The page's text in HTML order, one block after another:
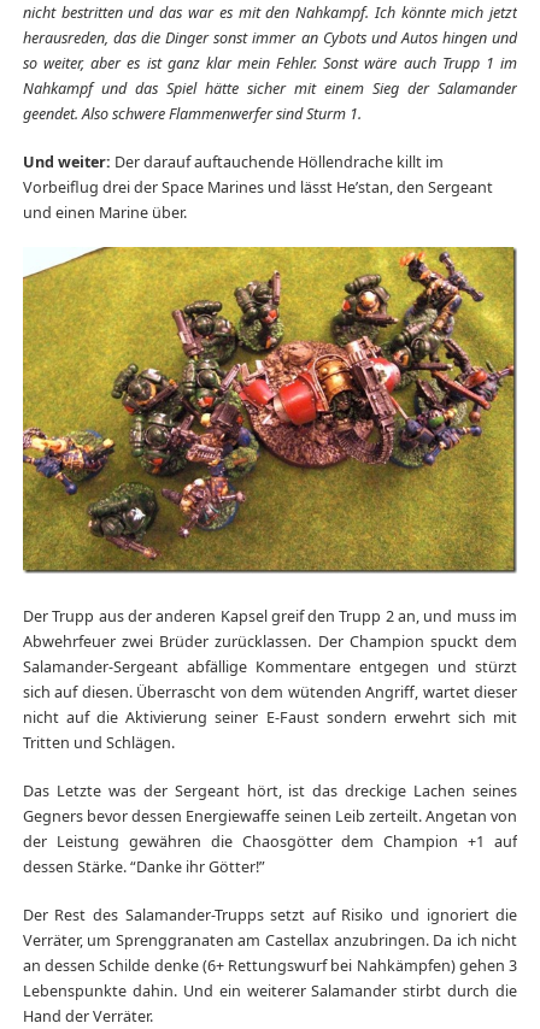
nicht bestritten und das war es mit den Nahkampf. Ich könnte mich jetzt
herausreden, das die Dinger sonst immer an Cybots und Autos hingen und
so weiter, aber es ist ganz klar mein Fehler. Sonst wäre auch Trupp 1 im
Nahkampf und das Spiel hätte sicher mit einem Sieg der Salamander
geendet. Also schwere Flammenwerfer sind Sturm 1.
Und weiter: Der darauf auftauchende Höllendrache killt im
Vorbeiflug drei der Space Marines und lässt He’stan, den Sergeant
und einen Marine über.
Der Trupp aus der anderen Kapsel greif den Trupp 2 an, und muss im
Abwehrfeuer zwei Brüder zurücklassen. Der Champion spuckt dem
Salamander-Sergeant abfällige Kommentare entgegen und stürzt
sich auf diesen. Überrascht von dem wütenden Angriff, wartet dieser
nicht auf die Aktivierung seiner E-Faust sondern erwehrt sich mit
Tritten und Schlägen.
Das Letzte was der Sergeant hört, ist das dreckige Lachen seines
Gegners bevor dessen Energiewaffe seinen Leib zerteilt. Angetan von
der Leistung gewähren die Chaosgötter dem Champion +1 auf
dessen Stärke. “Danke ihr Götter!”
Der Rest des Salamander-Trupps setzt auf Risiko und ignoriert die
Verräter, um Sprenggranaten am Castellax anzubringen. Da ich nicht
an dessen Schilde denke (6+ Rettungswurf bei Nahkämpfen) gehen 3
Lebenspunkte dahin. Und ein weiterer Salamander stirbt durch die
Hand der Verräter.